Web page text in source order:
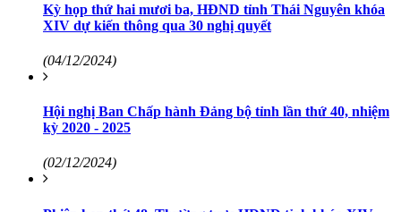
Kỳ họp thứ hai mươi ba, HĐND tỉnh Thái Nguyên khóa
XIV dự kiến thông qua 30 nghị quyết
(04/12/2024)
Hội nghị Ban Chấp hành Đảng bộ tỉnh lần thứ 40, nhiệm
kỳ 2020 - 2025
(02/12/2024)